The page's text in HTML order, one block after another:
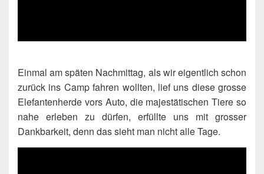
Einmal am späten Nachmittag, als wir eigentlich schon
zurück ins Camp fahren wollten, lief uns diese grosse
Elefantenherde vors Auto, die majestätischen Tiere so
nahe erleben zu dürfen, erfüllte uns mit grosser
Dankbarkeit, denn das sieht man nicht alle Tage.